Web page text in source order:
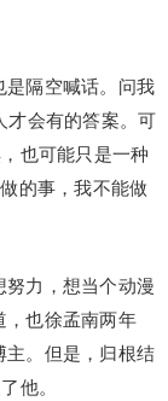
是隔空喊话。问我
才会有的答案。可
也可能只是一种
的事，我不能做
力，想当个动漫
，也徐孟南两年
主。但是，归根结
他。